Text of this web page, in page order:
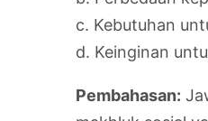
c. Kebutuhan
d. Keinginan
Pembahasan: